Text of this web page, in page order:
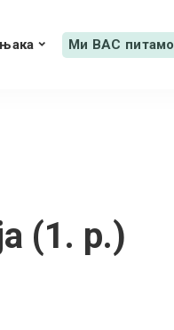
Ми ВАС питамо
(1. р.)